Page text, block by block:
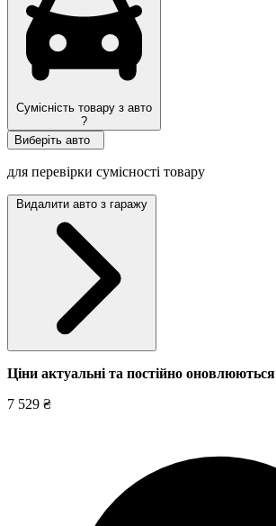
Сумісність товару з авто
?
Виберіть авто
для перевірки сумісності товару
Видалити авто з гаражу
Ціни актуальні та постійно оновлюються
7 529 ₴